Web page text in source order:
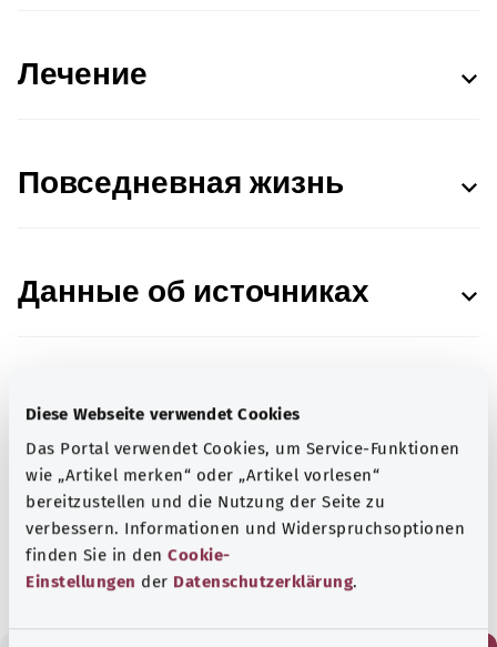
Diese Webseite verwendet Cookies
Das Portal verwendet Cookies, um Service-Funktionen
wie „Artikel merken“ oder „Artikel vorlesen“
bereitzustellen und die Nutzung der Seite zu
verbessern. Informationen und Widerspruchsoptionen
finden Sie in den Cookie-
Einstellungen der Datenschutzerklärung.
Лечение
Повседневная жизнь
Данные об источниках
В сотрудничестве с Institut für Qualität und
Wirtschaftlichkeit im Gesundheitswesen (IQWiG;
Институт качества и эффективности в
здравоохранении).
Состояние: 21.03.2023